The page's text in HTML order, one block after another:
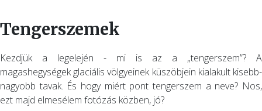
Tengerszemek
Kezdjük a legelején - mi is az a „tengerszem”? A
magashegységek glaciális völgyeinek küszöbjein kialakult kisebb-
nagyobb tavak. És hogy miért pont tengerszem a neve? Nos,
ezt majd elmesélem fotózás közben, jó?